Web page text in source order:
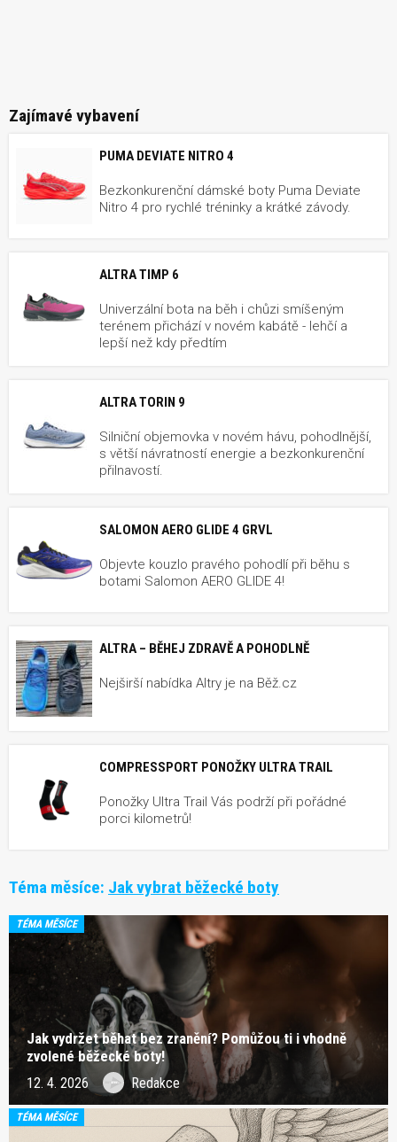
Zajímavé vybavení
PUMA DEVIATE NITRO 4
Bezkonkurenční dámské boty Puma Deviate
Nitro 4 pro rychlé tréninky a krátké závody.
ALTRA TIMP 6
Univerzální bota na běh i chůzi smíšeným
terénem přichází v novém kabátě - lehčí a
lepší než kdy předtím
ALTRA TORIN 9
Silniční objemovka v novém hávu, pohodlnější,
s větší návratností energie a bezkonkurenční
přilnavostí.
SALOMON AERO GLIDE 4 GRVL
Objevte kouzlo pravého pohodlí při běhu s
botami Salomon AERO GLIDE 4!
ALTRA – BĚHEJ ZDRAVĚ A POHODLNĚ
Nejširší nabídka Altry je na Běž.cz
COMPRESSPORT PONOŽKY ULTRA TRAIL
Ponožky Ultra Trail Vás podrží při pořádné
porci kilometrů!
Téma měsíce: Jak vybrat běžecké boty
TÉMA MĚSÍCE
Jak vydržet běhat bez zranění? Pomůžou ti i vhodně
zvolené běžecké boty!
12. 4. 2026 Redakce
TÉMA MĚSÍCE